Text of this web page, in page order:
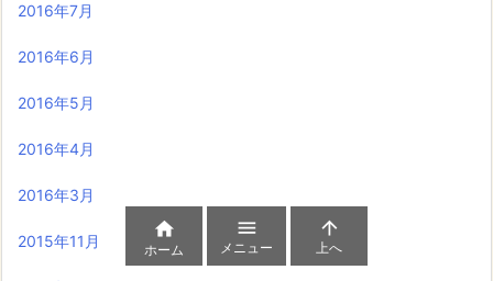
2016年7月
2016年6月
2016年5月
2016年4月
2016年3月
2015年11月

ホーム

メニュー

上へ